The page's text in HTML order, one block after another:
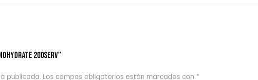
200SERV”
publicada. Los campos obligatorios están marcados con *